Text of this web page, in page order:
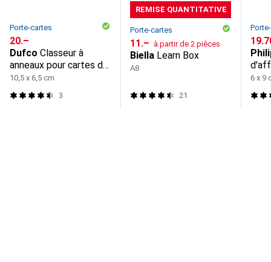
Porte-cartes
CHF
20.–
Dufco Classeur à
anneaux pour cartes de
visite
10,5 x 6,5 cm
3
REMISE QUANTITATIVE
Porte-cartes
CHF
11.– à partir de 2 pièces
Biella Learn Box
A8
21
CHF
6 x 9